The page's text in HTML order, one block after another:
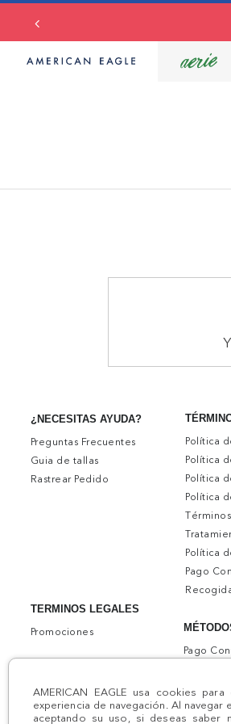
AMERICAN EAGLE usa cookies
experiencia de navegación. Al navegar
aceptando su uso, si deseas saber
¿NECESITAS AYUDA?
Preguntas Frecuentes
Guia de tallas
Rastrear Pedido
TERMINOS LEGALES
Promociones
Política
Política
Política
Política
Política
Pago
Pago